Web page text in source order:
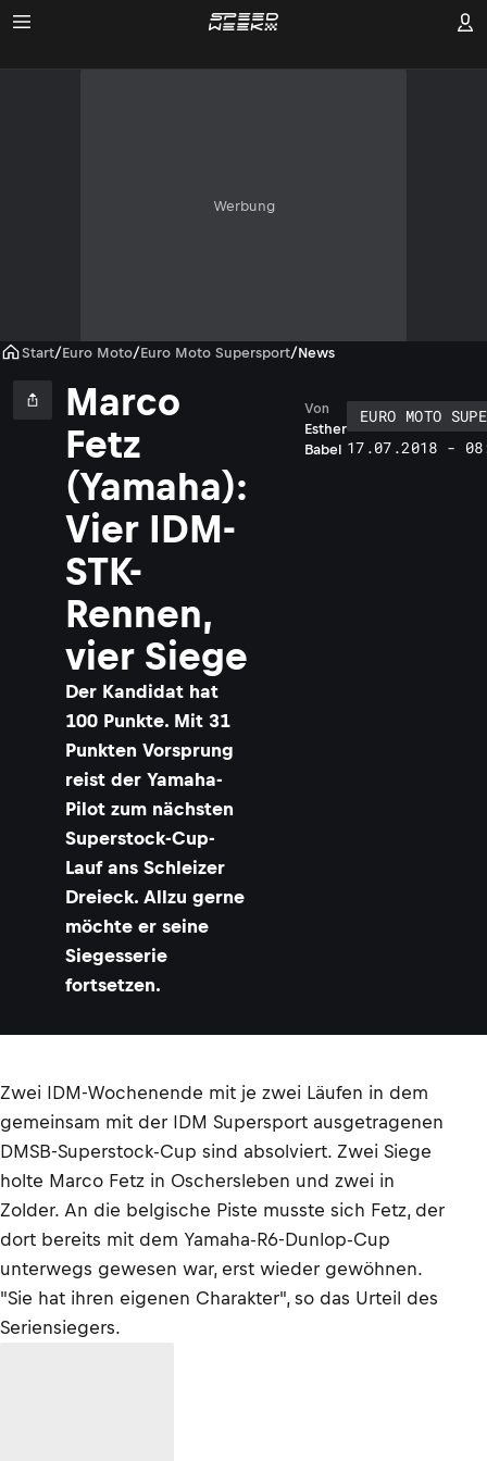
Werbung
Start/Euro Moto/Euro Moto Supersport/News
Marco
Fetz
(Yamaha):
Vier IDM-
STK-
Rennen,
vier Siege
Der Kandidat hat
100 Punkte. Mit 31
Punkten Vorsprung
reist der Yamaha-
Pilot zum nächsten
Superstock-Cup-
Lauf ans Schleizer
Dreieck. Allzu gerne
möchte er seine
Siegesserie
fortsetzen.
Esther
Babel
Von
EURO MOTO
17.07.2018 -
Zwei IDM-Wochenende mit je zwei Läufen in dem
gemeinsam mit der IDM Supersport ausgetragenen
DMSB-Superstock-Cup sind absolviert. Zwei Siege
holte Marco Fetz in Oschersleben und zwei in
Zolder. An die belgische Piste musste sich Fetz, der
dort bereits mit dem Yamaha-R6-Dunlop-Cup
unterwegs gewesen war, erst wieder gewöhnen.
"Sie hat ihren eigenen Charakter", so das Urteil des
Seriensiegers.